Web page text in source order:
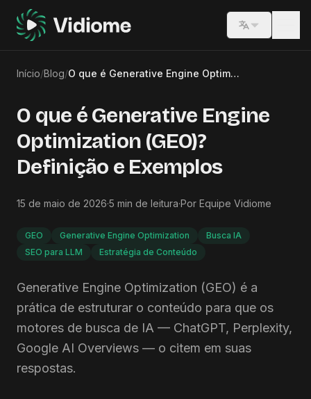
Switch
Início/Blog/ O que é Generative Engine Optimization (GEO)? Definição e Exemplos
O que é Generative Engine
Optimization (GEO)?
Definição e Exemplos
15 de maio de 2026·5 min de leitura·Por Equipe Vidiome
GEO Generative Engine Optimization
Busca IA
SEO para LLM
Estratégia de Conteúdo
Generative Engine Optimization (GEO) é a
prática de estruturar o conteúdo para que os
motores de busca de IA — ChatGPT, Perplexity,
Google AI Overviews — o citem em suas
respostas.